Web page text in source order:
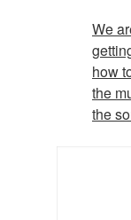
We
how
the
the